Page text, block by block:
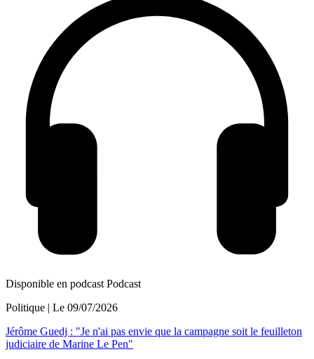
Disponible en podcast Podcast
Politique | Le 09/07/2026
Jérôme Guedj : "Je n'ai pas envie que la campagne soit le feuilleton
judiciaire de Marine Le Pen"